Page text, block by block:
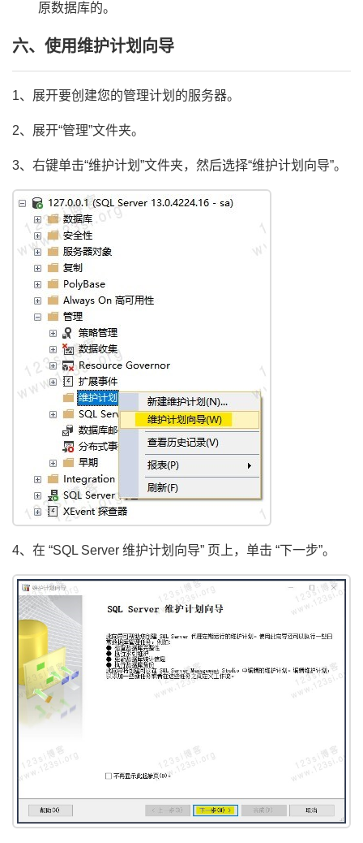
原数据库的。
六、使用维护计划向导
1、展开要创建您的管理计划的服务器。
2、展开“管理”文件夹。
3、右键单击“维护计划”文件夹，然后选择“维护计划向导”。
4、在 “SQL Server 维护计划向导” 页上，单击 “下一步”。